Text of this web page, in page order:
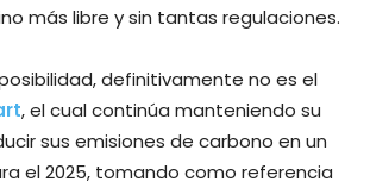
más libre y sin tantas regulaciones.
definitivamente no es el
, el cual continúa manteniendo su
sus emisiones de carbono en un
el 2025, tomando como referencia